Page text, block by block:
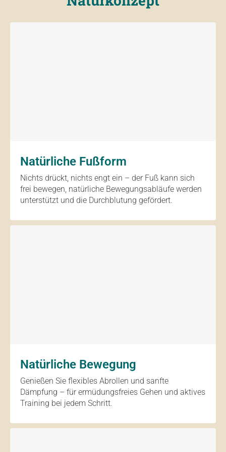
Natürliche Fußform
Nichts drückt, nichts engt ein – der Fuß kann sich
frei bewegen, natürliche Bewegungsabläufe werden
unterstützt und die Durchblutung gefördert.
Natürliche Bewegung
Genießen Sie flexibles Abrollen und sanfte
Dämpfung – für ermüdungsfreies Gehen und aktives
Training bei jedem Schritt.